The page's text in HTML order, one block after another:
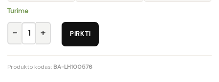
Turime
produkto kiekis: Adesso L03 Vitrina
PIRKTI
Produkto kodas: BA-LH100576